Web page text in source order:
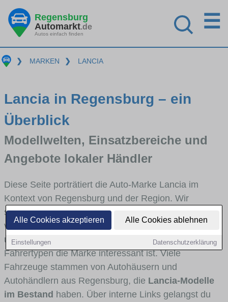
Alle Cookies akzeptieren Alle Cookies ablehnen
Einstellungen Datenschutzerklärung
Regensburg
Automarkt.de
Autos einfach finden
☰
❯ MARKEN ❯ LANCIA
Lancia in Regensburg – ein
Überblick
Modellwelten, Einsatzbereiche und
Angebote lokaler Händler
Diese Seite porträtiert die Auto-Marke Lancia im
Kontext von Regensburg und der Region. Wir
skizzieren, in welchen Fahrzeugklassen Lancia stark
vertreten ist, welche Modellreihen häufig im Stadt-
und Umlandverkehr zu sehen sind und für welche
Fahrertypen die Marke interessant ist. Viele
Fahrzeuge stammen von Autohäusern und
Autohändlern aus Regensburg, die Lancia-Modelle
im Bestand haben. Über interne Links gelangst du